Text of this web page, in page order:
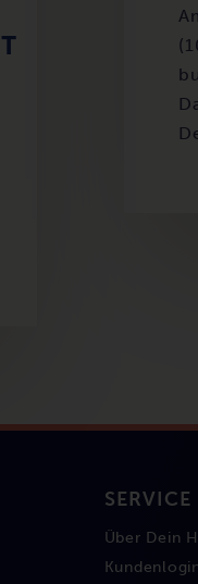
SERVICE
Über Dein
Kundenlogin